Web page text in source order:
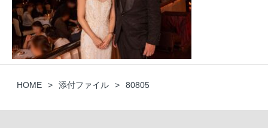
HOME 添付ファイル 80805